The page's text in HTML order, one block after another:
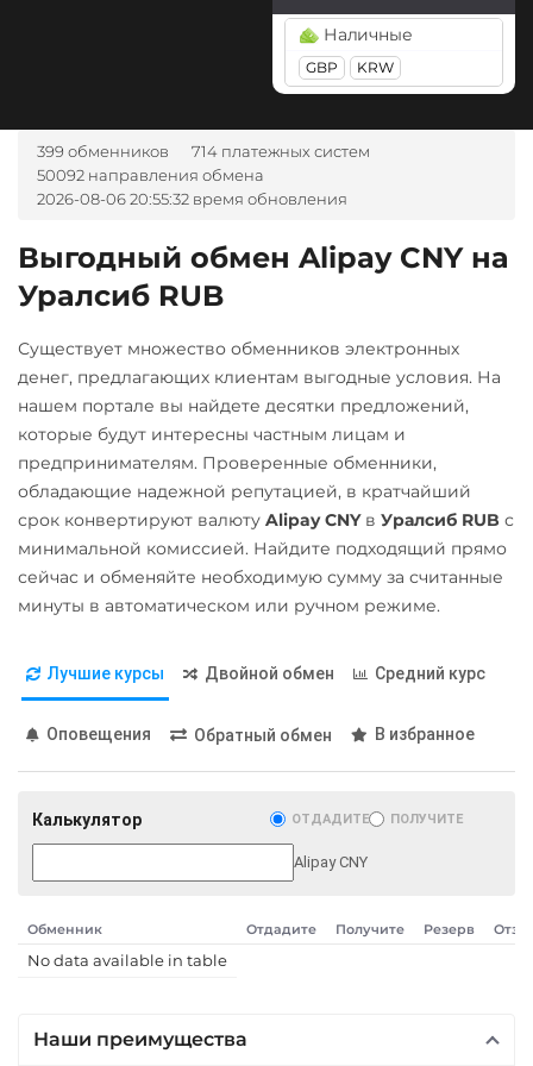
Tron (TRX)
TrueUSD (TUSD)
ERC20
Uniswap (UNI)
Polygon
ARB
OP
BASE
Utopia USD (UUSD)
VeChain (VET)
Zcash (ZEC)
BGN
CZK GEL
NOK
TJS
UZS
RON
А-Банк UAH
Альфа-Банк
RUB
Газпромбанк RUB
Евразийский Банк KZT
ЕРИП Расчет BYN
Карта Unionpay CNY
Карта UZCARD UZS
Карта МИР RUB
Любой банк
THB
TRY BYN
PLN
ОТП Банк
UAH
Наличные
GBP KRW
399 обменников
714 платежных систем
50092 направления обмена
2026-08-06 20:55:32 время обновления
Выгодный обмен Alipay CNY на
Уралсиб RUB
Существует множество обменников электронных
денег, предлагающих клиентам выгодные условия. На
нашем портале вы найдете десятки предложений,
которые будут интересны частным лицам и
предпринимателям. Проверенные обменники,
обладающие надежной репутацией, в кратчайший
срок конвертируют валюту Alipay CNYв Уралсиб RUB с
минимальной комиссией. Найдите подходящий прямо
сейчас и обменяйте необходимую сумму за считанные
минуты в автоматическом или ручном режиме.
Лучшие курсы Двойной обмен Средний курс
Оповещения Обратный обмен В избранное
Калькулятор ОТДАДИТЕ ПОЛУЧИТЕ
Alipay CNY
Обменник Отдадите Получите Резерв
No data available in table
Наши преимущества